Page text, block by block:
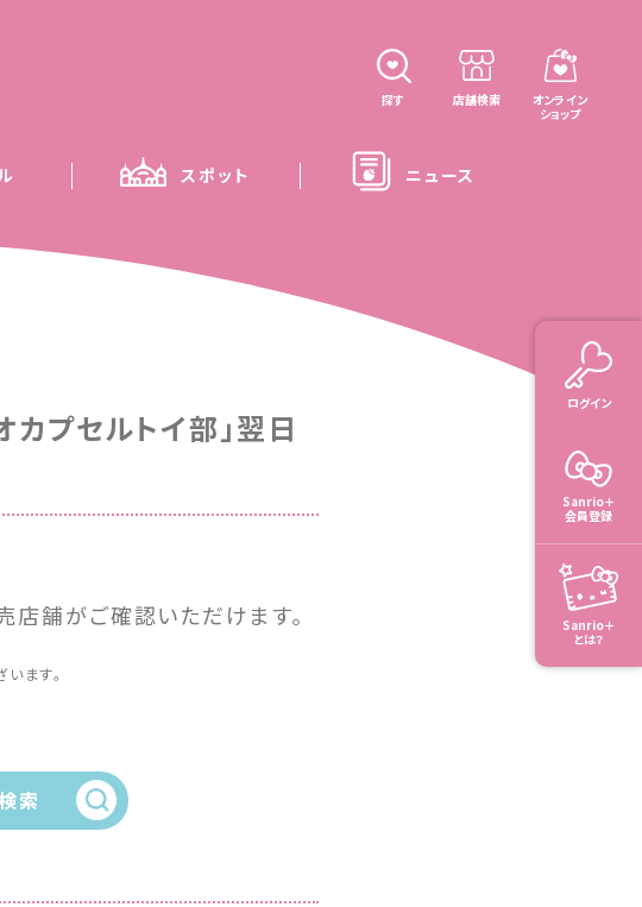
ログイン
Sanrio＋
会員登録
Sanrio＋
とは？
探す 店舗検索
オンライン
ショップ
スポット ニュース
カプセルトイ部」翌日
店舗がご確認いただけます。
ます。
検索